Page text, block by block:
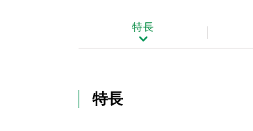
特長
特長